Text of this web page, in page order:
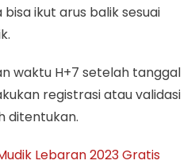
ikut arus balik sesuai
waktu H+7 setelah tanggal
registrasi atau validasi
ditentukan.
Lebaran 2023 Gratis